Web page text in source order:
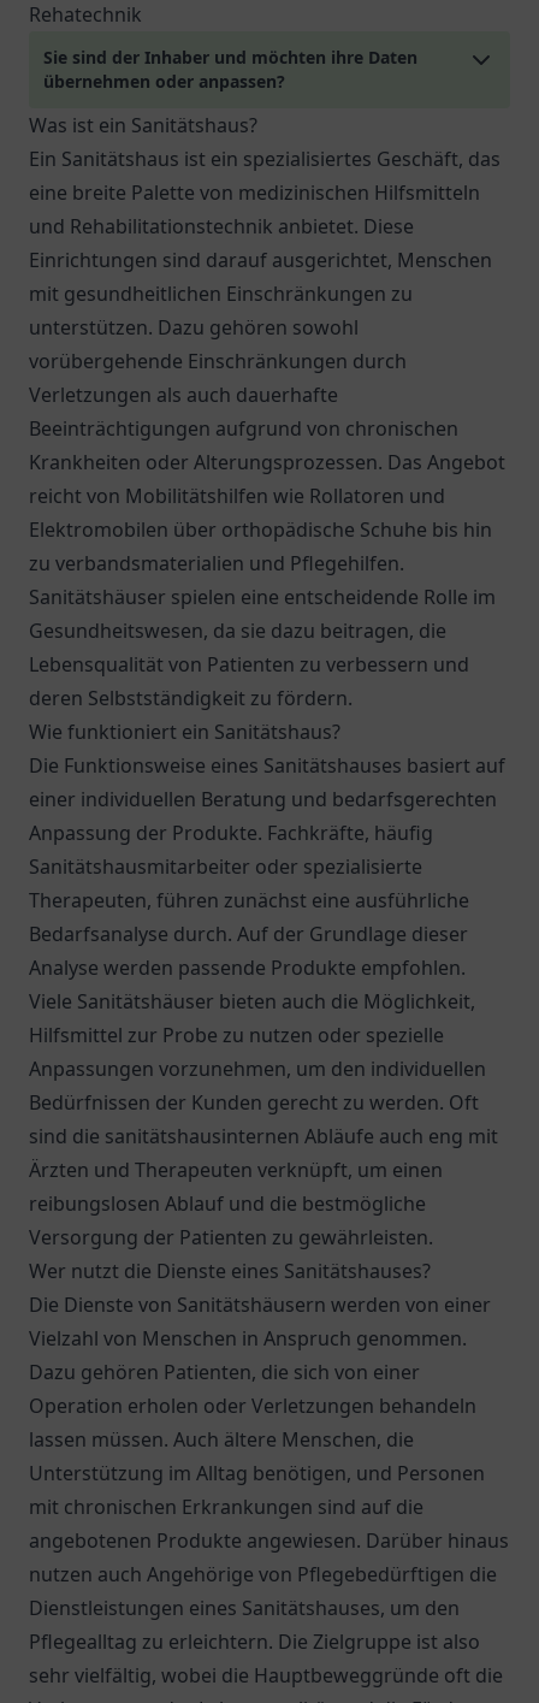
Rehatechnik
Sie sind der Inhaber und möchten ihre Daten
übernehmen oder anpassen?
Was ist ein Sanitätshaus?
Ein Sanitätshaus ist ein spezialisiertes Geschäft, das
eine breite Palette von medizinischen Hilfsmitteln
und Rehabilitationstechnik anbietet. Diese
Einrichtungen sind darauf ausgerichtet, Menschen
mit gesundheitlichen Einschränkungen zu
unterstützen. Dazu gehören sowohl
vorübergehende Einschränkungen durch
Verletzungen als auch dauerhafte
Beeinträchtigungen aufgrund von chronischen
Krankheiten oder Alterungsprozessen. Das Angebot
reicht von Mobilitätshilfen wie Rollatoren und
Elektromobilen über orthopädische Schuhe bis hin
zu verbandsmaterialien und Pflegehilfen.
Sanitätshäuser spielen eine entscheidende Rolle im
Gesundheitswesen, da sie dazu beitragen, die
Lebensqualität von Patienten zu verbessern und
deren Selbstständigkeit zu fördern.
Wie funktioniert ein Sanitätshaus?
Die Funktionsweise eines Sanitätshauses basiert auf
einer individuellen Beratung und bedarfsgerechten
Anpassung der Produkte. Fachkräfte, häufig
Sanitätshausmitarbeiter oder spezialisierte
Therapeuten, führen zunächst eine ausführliche
Bedarfsanalyse durch. Auf der Grundlage dieser
Analyse werden passende Produkte empfohlen.
Viele Sanitätshäuser bieten auch die Möglichkeit,
Hilfsmittel zur Probe zu nutzen oder spezielle
Anpassungen vorzunehmen, um den individuellen
Bedürfnissen der Kunden gerecht zu werden. Oft
sind die sanitätshausinternen Abläufe auch eng mit
Ärzten und Therapeuten verknüpft, um einen
reibungslosen Ablauf und die bestmögliche
Versorgung der Patienten zu gewährleisten.
Wer nutzt die Dienste eines Sanitätshauses?
Die Dienste von Sanitätshäusern werden von einer
Vielzahl von Menschen in Anspruch genommen.
Dazu gehören Patienten, die sich von einer
Operation erholen oder Verletzungen behandeln
lassen müssen. Auch ältere Menschen, die
Unterstützung im Alltag benötigen, und Personen
mit chronischen Erkrankungen sind auf die
angebotenen Produkte angewiesen. Darüber hinaus
nutzen auch Angehörige von Pflegebedürftigen die
Dienstleistungen eines Sanitätshauses, um den
Pflegealltag zu erleichtern. Die Zielgruppe ist also
sehr vielfältig, wobei die Hauptbeweggründe oft die